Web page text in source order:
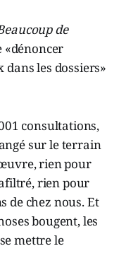
de
«dénoncer
les dossiers»
consultations,
sur le terrain
rien pour
rien pour
de chez nous. Et
bougent, les
mettre le